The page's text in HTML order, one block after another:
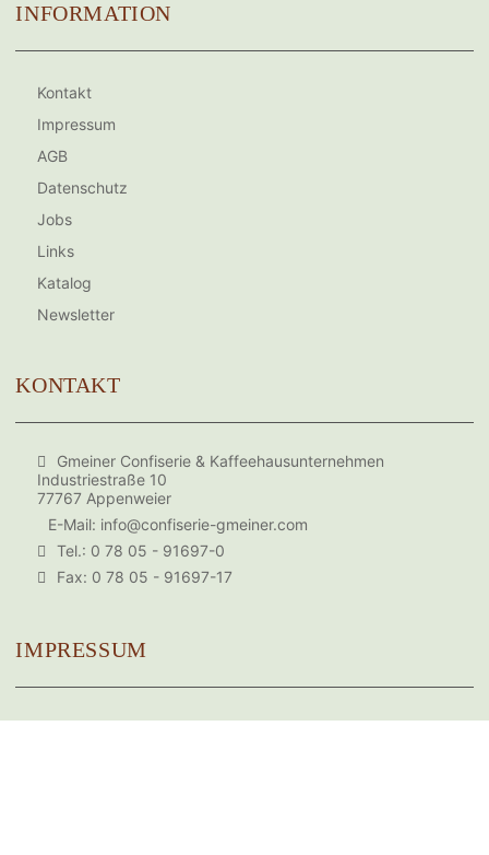
INFORMATION
Kontakt
Impressum
AGB
Datenschutz
Jobs
Links
Katalog
Newsletter
KONTAKT
Gmeiner Confiserie & Kaffeehausunternehmen
Industriestraße 10
77767 Appenweier
E-Mail: info@confiserie-gmeiner.com
Tel.: 0 78 05 - 91697-0
Fax: 0 78 05 - 91697-17
IMPRESSUM